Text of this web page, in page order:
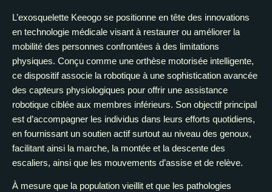
L’exosquelette Keeogo se positionne en tête des innovations
en technologie médicale visant à restaurer ou améliorer la
mobilité des personnes confrontées à des limitations
physiques. Conçu comme une orthèse motorisée intelligente,
ce dispositif associe la robotique à une sophistication avancée
des capteurs physiologiques pour offrir une assistance
robotique ciblée aux membres inférieurs. Son objectif principal
est d’accompagner les individus dans leurs efforts quotidiens,
en fournissant un soutien actif surtout au niveau des genoux,
facilitant ainsi la marche, la montée et la descente des
escaliers, ainsi que les mouvements d’assise et de relève.
À mesure que la population vieillit et que les pathologies